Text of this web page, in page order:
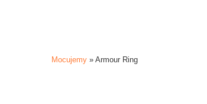
Mocujemy » Armour Ring